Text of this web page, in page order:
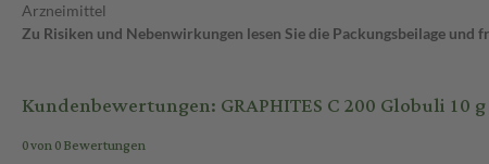
Arzneimittel
Zu Risiken und Nebenwirkungen lesen Sie die Packungsbeilage
Kundenbewertungen: GRAPHITES C 200 Globuli 10
0 von 0 Bewertungen